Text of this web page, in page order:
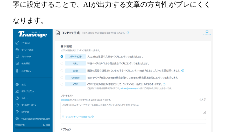
寧に設定することで、AIが出力する文章の方向性がブレにくく
なります。